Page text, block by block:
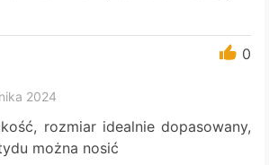
0
2024
rozmiar idealnie dopasowany,
można nosić